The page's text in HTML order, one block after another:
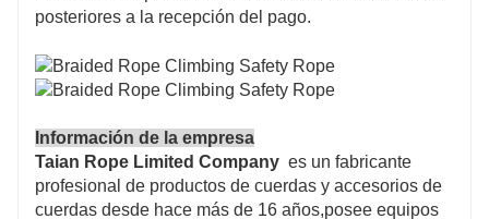
posteriores a la recepción del pago.
Información de la empresa
Taian Rope Limited Company es un fabricante
profesional de productos de cuerdas y accesorios de
cuerdas desde hace más de 16 años,posee equipos